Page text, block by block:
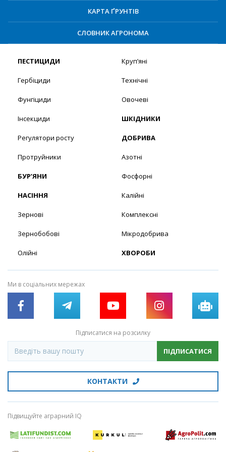
КАРТА ҐРУНТІВ
СЛОВНИК АГРОНОМА
ПЕСТИЦИДИ
Гербіциди
Фунгіциди
Інсекциди
Регулятори росту
Протруйники
БУР’ЯНИ
НАСІННЯ
Зернові
Зернобобові
Олійні
Круп’яні
Технічні
Овочеві
ШКІДНИКИ
ДОБРИВА
Азотні
Фосфорні
Калійні
Комплексні
Мікродобрива
ХВОРОБИ
Ми в соціальних мережах
Підписатися на розсилку
ПІДПИСАТИСЯ
КОНТАКТИ
Підвищуйте аграрний IQ